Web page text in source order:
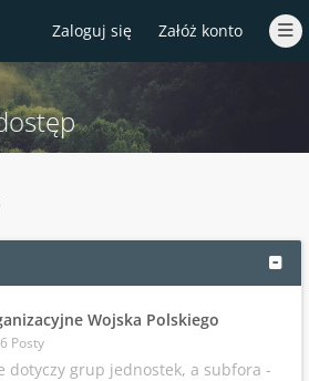
Zaloguj się Załóż konto
Wojska Polskiego
Posty
dotyczy grup jednostek, a subfora -